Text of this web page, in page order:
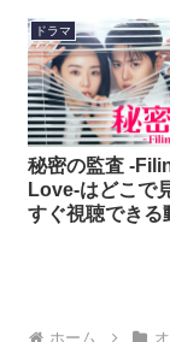
ドラマ
秘密の監査 -
Love-はどこで
すぐ視聴できる
サービスを紹介
ホーム